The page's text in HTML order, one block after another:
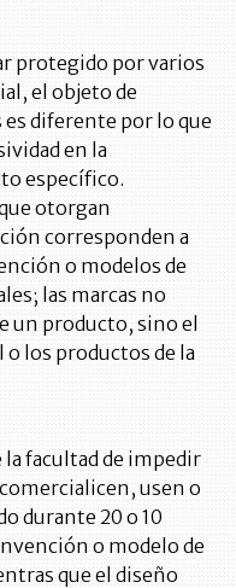
protegido por varios
el objeto de
diferente por lo que
en la
específico.
otorgan
corresponden a
o modelos de
las marcas no
un producto, sino el
o los productos de la
facultad de impedir
usen o
durante 20 o 10
o modelo de
que el diseño